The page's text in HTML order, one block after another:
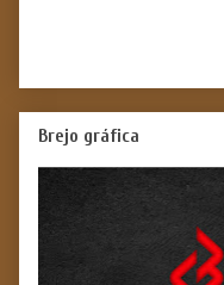
Brejo gráfica